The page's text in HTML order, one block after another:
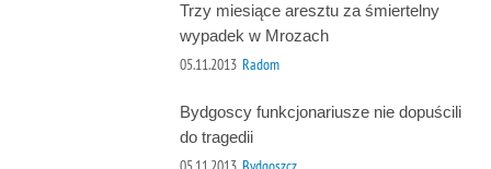
Trzy miesiące aresztu za śmiertelny
wypadek w Mrozach
05.11.2013 Radom
Bydgoscy funkcjonariusze nie dopuścili
do tragedii